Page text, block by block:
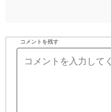
コメントを残す